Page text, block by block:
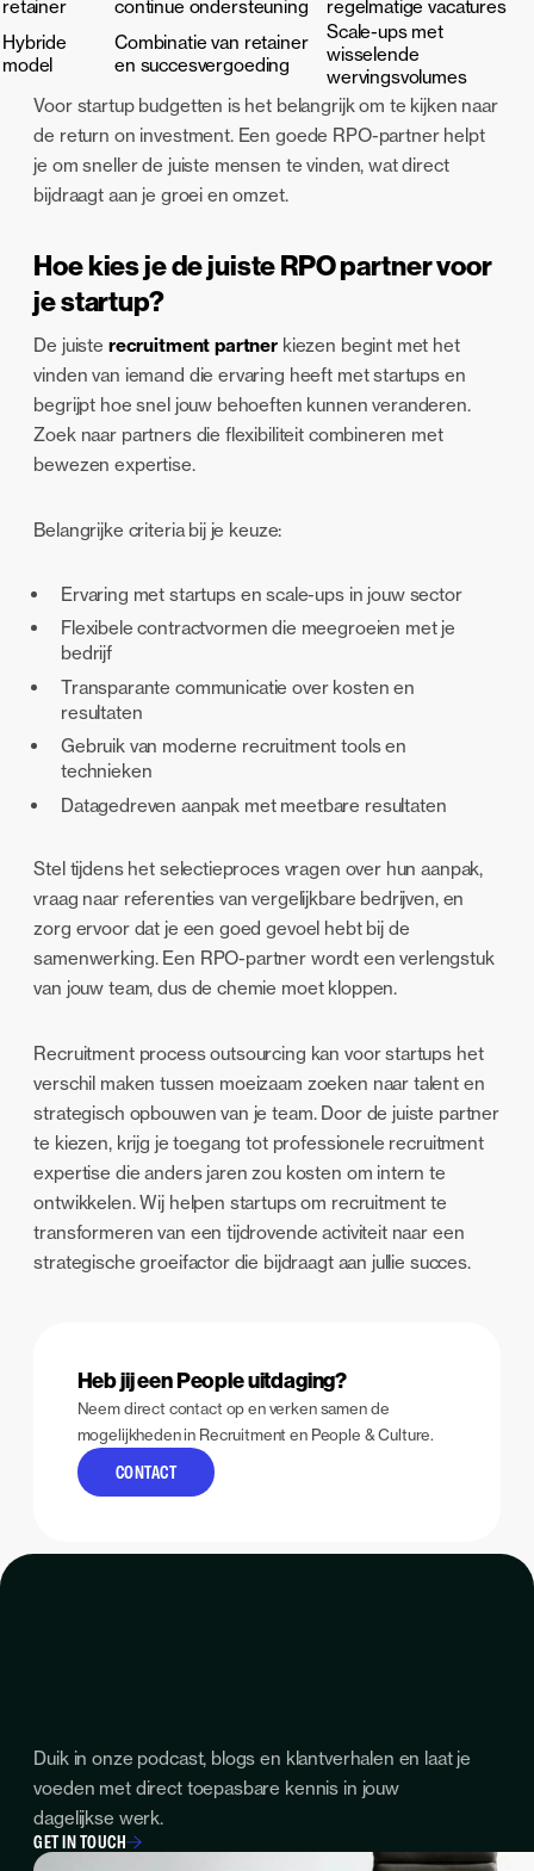
retainer continue ondersteuning
regelmatige vacatures
Hybride
model
Combinatie van retainer
en succesvergoeding
Scale-ups met
wisselende
wervingsvolumes
Voor startup budgetten is het belangrijk om te kijken naar
de return on investment. Een goede RPO-partner helpt
je om sneller de juiste mensen te vinden, wat direct
bijdraagt aan je groei en omzet.
Hoe kies je de juiste RPO partner voor
je startup?
De juiste recruitment partner kiezen begint met het
vinden van iemand die ervaring heeft met startups en
begrijpt hoe snel jouw behoeften kunnen veranderen.
Zoek naar partners die flexibiliteit combineren met
bewezen expertise.
Belangrijke criteria bij je keuze:
Ervaring met startups en scale-ups in jouw sector
Flexibele contractvormen die meegroeien met je
bedrijf
Transparante communicatie over kosten en
resultaten
Gebruik van moderne recruitment tools en
technieken
Datagedreven aanpak met meetbare resultaten
Stel tijdens het selectieproces vragen over hun aanpak,
vraag naar referenties van vergelijkbare bedrijven, en
zorg ervoor dat je een goed gevoel hebt bij de
samenwerking. Een RPO-partner wordt een verlengstuk
van jouw team, dus de chemie moet kloppen.
Recruitment process outsourcing kan voor startups het
verschil maken tussen moeizaam zoeken naar talent en
strategisch opbouwen van je team. Door de juiste partner
te kiezen, krijg je toegang tot professionele recruitment
expertise die anders jaren zou kosten om intern te
ontwikkelen. Wij helpen startups om recruitment te
transformeren van een tijdrovende activiteit naar een
strategische groeifactor die bijdraagt aan jullie succes.
Heb jij een People uitdaging?
Neem direct contact op en verken samen de
mogelijkheden in Recruitment en People & Culture.
CONTACT
Duik in onze podcast, blogs en klantverhalen en laat je
voeden met direct toepasbare kennis in jouw
dagelijkse werk.
GET IN TOUCH